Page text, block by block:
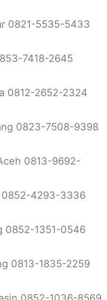
0821-5535-5433
7418-2645
0812-2652-2324
0823-7508-9398
0813-9692-
0852-4293-3336
0852-1351-0546
0813-1835-2259